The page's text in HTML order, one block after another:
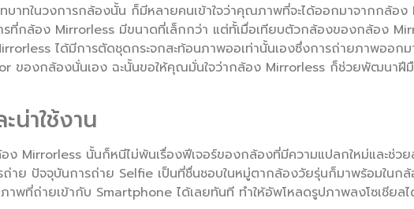
าทในวงการกล้องนั้น ก็มีหลายคนเข้าใจว่าคุณภาพที่จะได้ออกมาจากกล้อง
ารที่กล้อง Mirrorless มีขนาดที่เล็กกว่า แต่ทั้เมื่อเทียบตัวกล้องของกล้อง
ได้มีการตัดชุดกระจกสะท้อนภาพออเท่านั้นเองซึ่งการถ่ายภาพออก
ของกล้องนั่นเอง ฉะนั้นขอให้คุณมั่นใจว่ากล้อง Mirrorless ก็ช่วยพัฒนาฝี
น่าใช้งาน
Mirrorless นั้นก็หนีไม่พ้นเรื่องฟีเจอร์ของกล้องที่มีความแปลกใหม่และช่วย
าย ปัจจุบันการถ่าย Selfie เป็นที่ชื่นชอบในหมู่ตากล้องวัยรุ่นก็มาพร้อมในก
าพที่ถ่ายเข้ากับ Smartphone ได้เลยทันที ทำให้อัพโหลดรูปภาพลงโซเชียล